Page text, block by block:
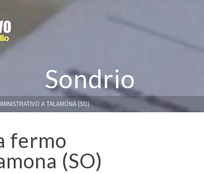
Sondrio
A TALAMONA (SO)
fermo
(SO)